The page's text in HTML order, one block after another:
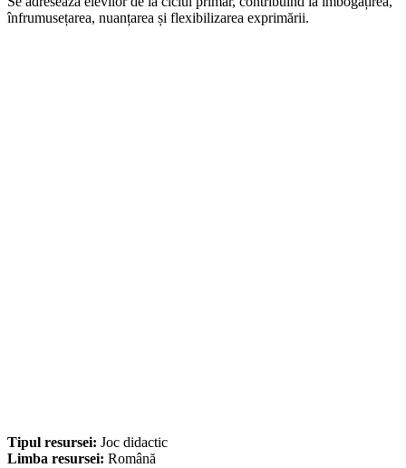
înfrumusețarea, nuanțarea și flexibilizarea exprimării.
Tipul resursei: Joc didactic
Limba resursei: Română